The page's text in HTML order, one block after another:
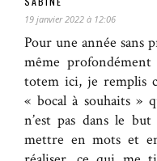
19 janvier 2022 à 12:06
Pour une année sans
même
totem ici, je remplis
« bocal à souhaits »
n’est pas dans le
mettre en mots et